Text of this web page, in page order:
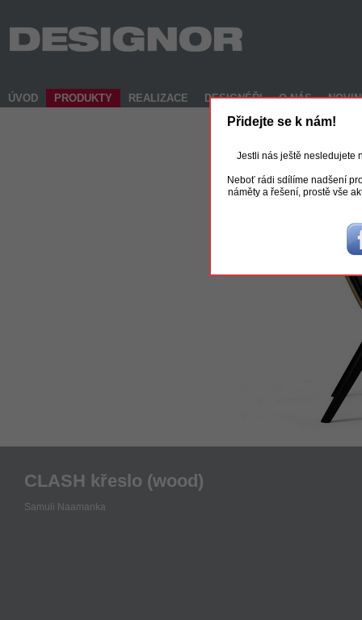
ÚVOD PRODUKTY REALIZACE DESIGNÉŘI O NÁS
CLASH křeslo (wood)
Samuli Naamanka
Přidejte se k nám!
Jestli nás ještě nesledujete
Neboť rádi sdílíme nadšení
náměty a řešení, prostě vše